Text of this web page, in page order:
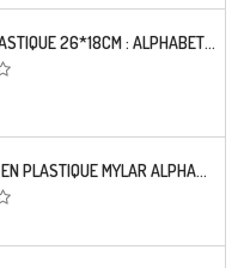
POCHOIR PLASTIQUE 26*18CM : ALPHABET (03)
POCHOIR A4 EN PLASTIQUE MYLAR ALPHABET LETTRE TYPO CHARLEMAGNE 28 MM